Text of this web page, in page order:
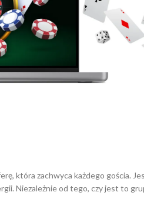
która zachwyca każdego gościa.
Niezależnie od tego, czy jest to